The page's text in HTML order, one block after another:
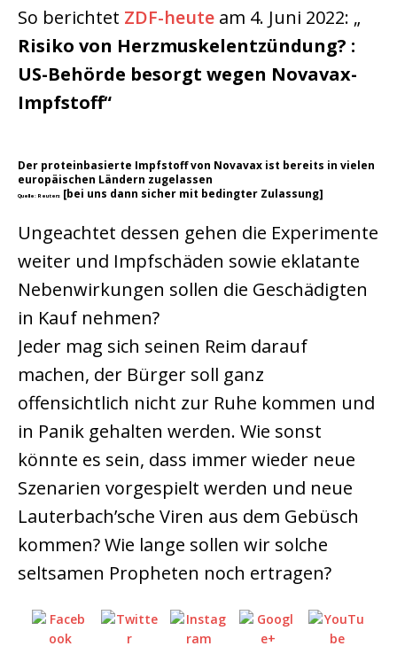
So berichtet ZDF-heute am 4. Juni 2022: „
Risiko von Herzmuskelentzündung? :
US-Behörde besorgt wegen Novavax-
Impfstoff“
Der proteinbasierte Impfstoff von Novavax ist bereits in vielen
europäischen Ländern zugelassen
Quelle: Reuters [bei uns dann sicher mit bedingter Zulassung]
Ungeachtet dessen gehen die Experimente
weiter und Impfschäden sowie eklatante
Nebenwirkungen sollen die Geschädigten
in Kauf nehmen?
Jeder mag sich seinen Reim darauf
machen, der Bürger soll ganz
offensichtlich nicht zur Ruhe kommen und
in Panik gehalten werden. Wie sonst
könnte es sein, dass immer wieder neue
Szenarien vorgespielt werden und neue
Lauterbach’sche Viren aus dem Gebüsch
kommen? Wie lange sollen wir solche
seltsamen Propheten noch ertragen?